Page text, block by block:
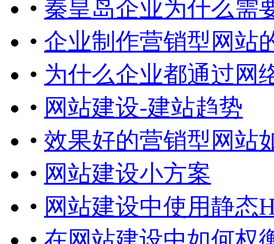
• 秦皇岛企业为什么需
• 企业制作营销型网站
• 为什么企业都通过网
• 网站建设-建站趋势
• 效果好的营销型网站
• 网站建设小方案
• 网站建设中使用静态